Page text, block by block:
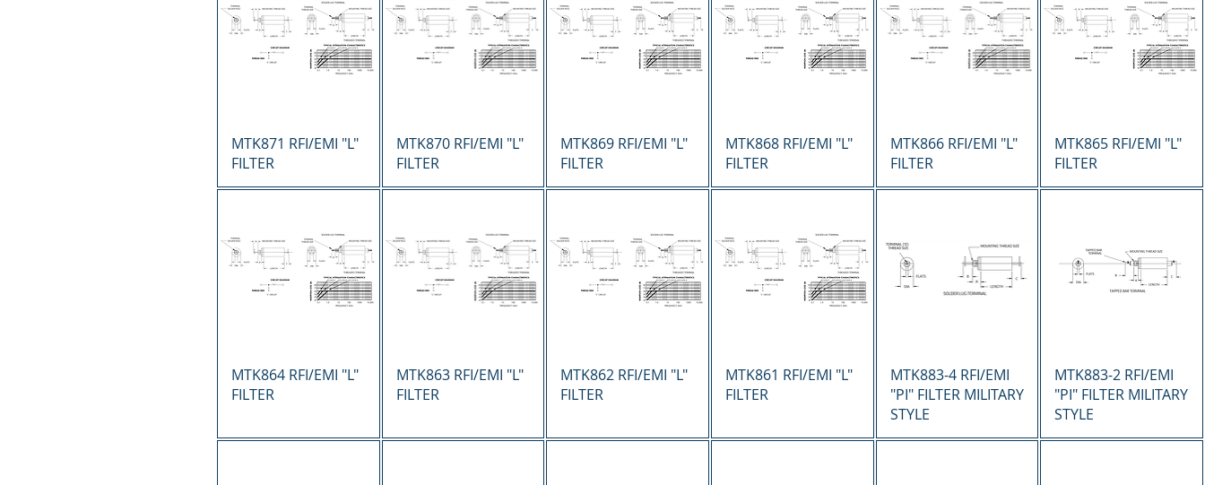
Vista rápida
MTK871 RFI/EMI "L"
FILTER
Vista rápida
MTK870 RFI/EMI "L"
FILTER
Vista rápida
MTK869 RFI/EMI "L"
FILTER
Vista rápida
MTK868 RFI/EMI "L"
FILTER
Vista rápida
MTK866 RFI/EMI "L"
FILTER
Vista rápida
MTK865 RFI/EMI "L"
FILTER
Vista rápida
MTK864 RFI/EMI "L"
FILTER
Vista rápida
MTK863 RFI/EMI "L"
FILTER
Vista rápida
MTK862 RFI/EMI "L"
FILTER
Vista rápida
MTK861 RFI/EMI "L"
FILTER
Vista rápida
MTK883-4 RFI/EMI
"PI" FILTER MILITARY
STYLE
Vista rápida
MTK883-2 RFI/EMI
"PI" FILTER MILITARY
STYLE